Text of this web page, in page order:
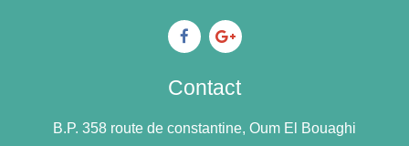
Contact
B.P. 358 route de constantine, Oum El Bouaghi